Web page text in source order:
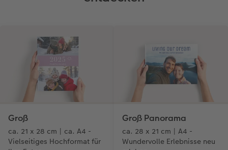
Groß
ca. 21 x 28 cm | ca. A4 -
Vielseitiges Hochformat für
Groß Panorama
ca. 28 x 21 cm | A4 -
Wundervolle Erlebnisse neu